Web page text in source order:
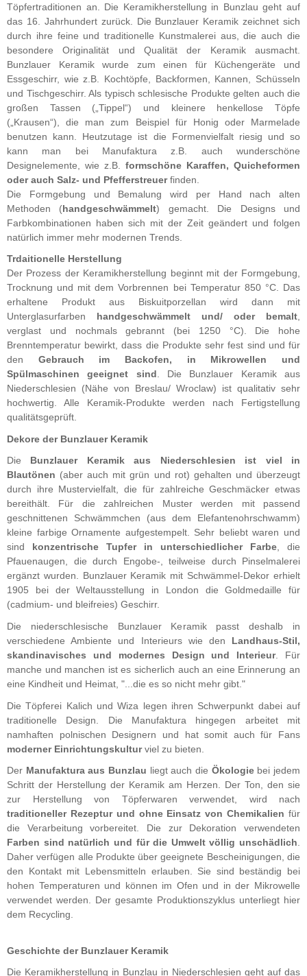
Töpfertraditionen an. Die Keramikherstellung in Bunzlau geht auf
das 16. Jahrhundert zurück. Die Bunzlauer Keramik zeichnet sich
durch ihre feine und traditionelle Kunstmalerei aus, die auch die
besondere Originalität und Qualität der Keramik ausmacht.
Bunzlauer Keramik wurde zum einen für Küchengeräte und
Essgeschirr, wie z.B. Kochtöpfe, Backformen, Kannen, Schüsseln
und Tischgeschirr. Als typisch schlesische Produkte gelten auch die
großen Tassen („Tippel“) und kleinere henkellose Töpfe
(„Krausen“), die man zum Beispiel für Honig oder Marmelade
benutzen kann. Heutzutage ist die Formenvielfalt riesig und so
kann man bei Manufaktura z.B. auch wunderschöne
Designelemente, wie z.B.
formschöne Karaffen, Quicheformen
oder auch Salz- und Pfefferstreuerfinden.
Die Formgebung und Bemalung wird per Hand nach alten
Methoden (handgeschwämmelt) gemacht. Die Designs und
Farbkombinationen haben sich mit der Zeit geändert und folgen
natürlich immer mehr modernen Trends.
Trdaitionelle Herstellung
Der Prozess der Keramikherstellung beginnt mit der Formgebung,
Trocknung und mit dem Vorbrennen bei Temperatur 850 °C. Das
erhaltene Produkt aus Biskuitporzellan wird dann mit
Unterglasurfarben handgeschwämmelt und/ oder bemalt,
verglast und nochmals gebrannt (bei 1250 °C). Die hohe
Brenntemperatur bewirkt, dass die Produkte sehr fest sind und für
den Gebrauch im Backofen, in Mikrowellen und
Spülmaschinen geeignet sind. Die Bunzlauer Keramik aus
Niederschlesien (Nähe von Breslau/ Wroclaw) ist qualitativ sehr
hochwertig. Alle Keramik-Produkte werden nach Fertigstellung
qualitätsgeprüft.
Dekore der Bunzlauer Keramik
Die Bunzlauer Keramik aus Niederschlesien ist viel in
Blautönen (aber auch mit grün und rot) gehalten und überzeugt
durch ihre Mustervielfalt, die für zahlreiche Geschmäcker etwas
bereithält. Für die zahlreichen Muster werden mit passend
geschnittenen Schwämmchen (aus dem Elefantenohrschwamm)
kleine farbige Ornamente aufgestempelt. Sehr beliebt waren und
sind konzentrische Tupfer in unterschiedlicher Farbe, die
Pfauenaugen, die durch Engobe-, teilweise durch Pinselmalerei
ergänzt wurden. Bunzlauer Keramik mit Schwämmel-Dekor erhielt
1905 bei der Weltausstellung in London die Goldmedaille für
(cadmium- und bleifreies) Geschirr.
Die niederschlesische Bunzlauer Keramik passt deshalb in
verschiedene Ambiente und Interieurs wie den Landhaus-Stil,
skandinavisches und modernes Design und Interieur. Für
manche und manchen ist es sicherlich auch an eine Erinnerung an
eine Kindheit und Heimat, "...die es so nicht mehr gibt."
Die Töpferei Kalich und Wiza legen ihren Schwerpunkt dabei auf
traditionelle Design. Die Manufaktura hingegen arbeitet mit
namhaften polnischen Designern und hat somit auch für Fans
moderner Einrichtungskulturviel zu bieten.
Der Manufaktura aus Bunzlau liegt auch die Ökologiebei jedem
Schritt der Herstellung der Keramik am Herzen. Der Ton, den sie
zur Herstellung von Töpferwaren verwendet, wird nach
traditioneller Rezeptur und ohne Einsatz von Chemikalien für
die Verarbeitung vorbereitet. Die zur Dekoration verwendeten
Farben sind natürlich und für die Umwelt völlig unschädlich
Daher verfügen alle Produkte über geeignete Bescheinigungen, die
den Kontakt mit Lebensmitteln erlauben. Sie sind beständig bei
hohen Temperaturen und können im Ofen und in der Mikrowelle
verwendet werden. Der gesamte Produktionszyklus unterliegt hier
dem Recycling.
Geschichte der Bunzlauer Keramik
Die Keramikherstellung in Bunzlau in Niederschlesien geht auf das